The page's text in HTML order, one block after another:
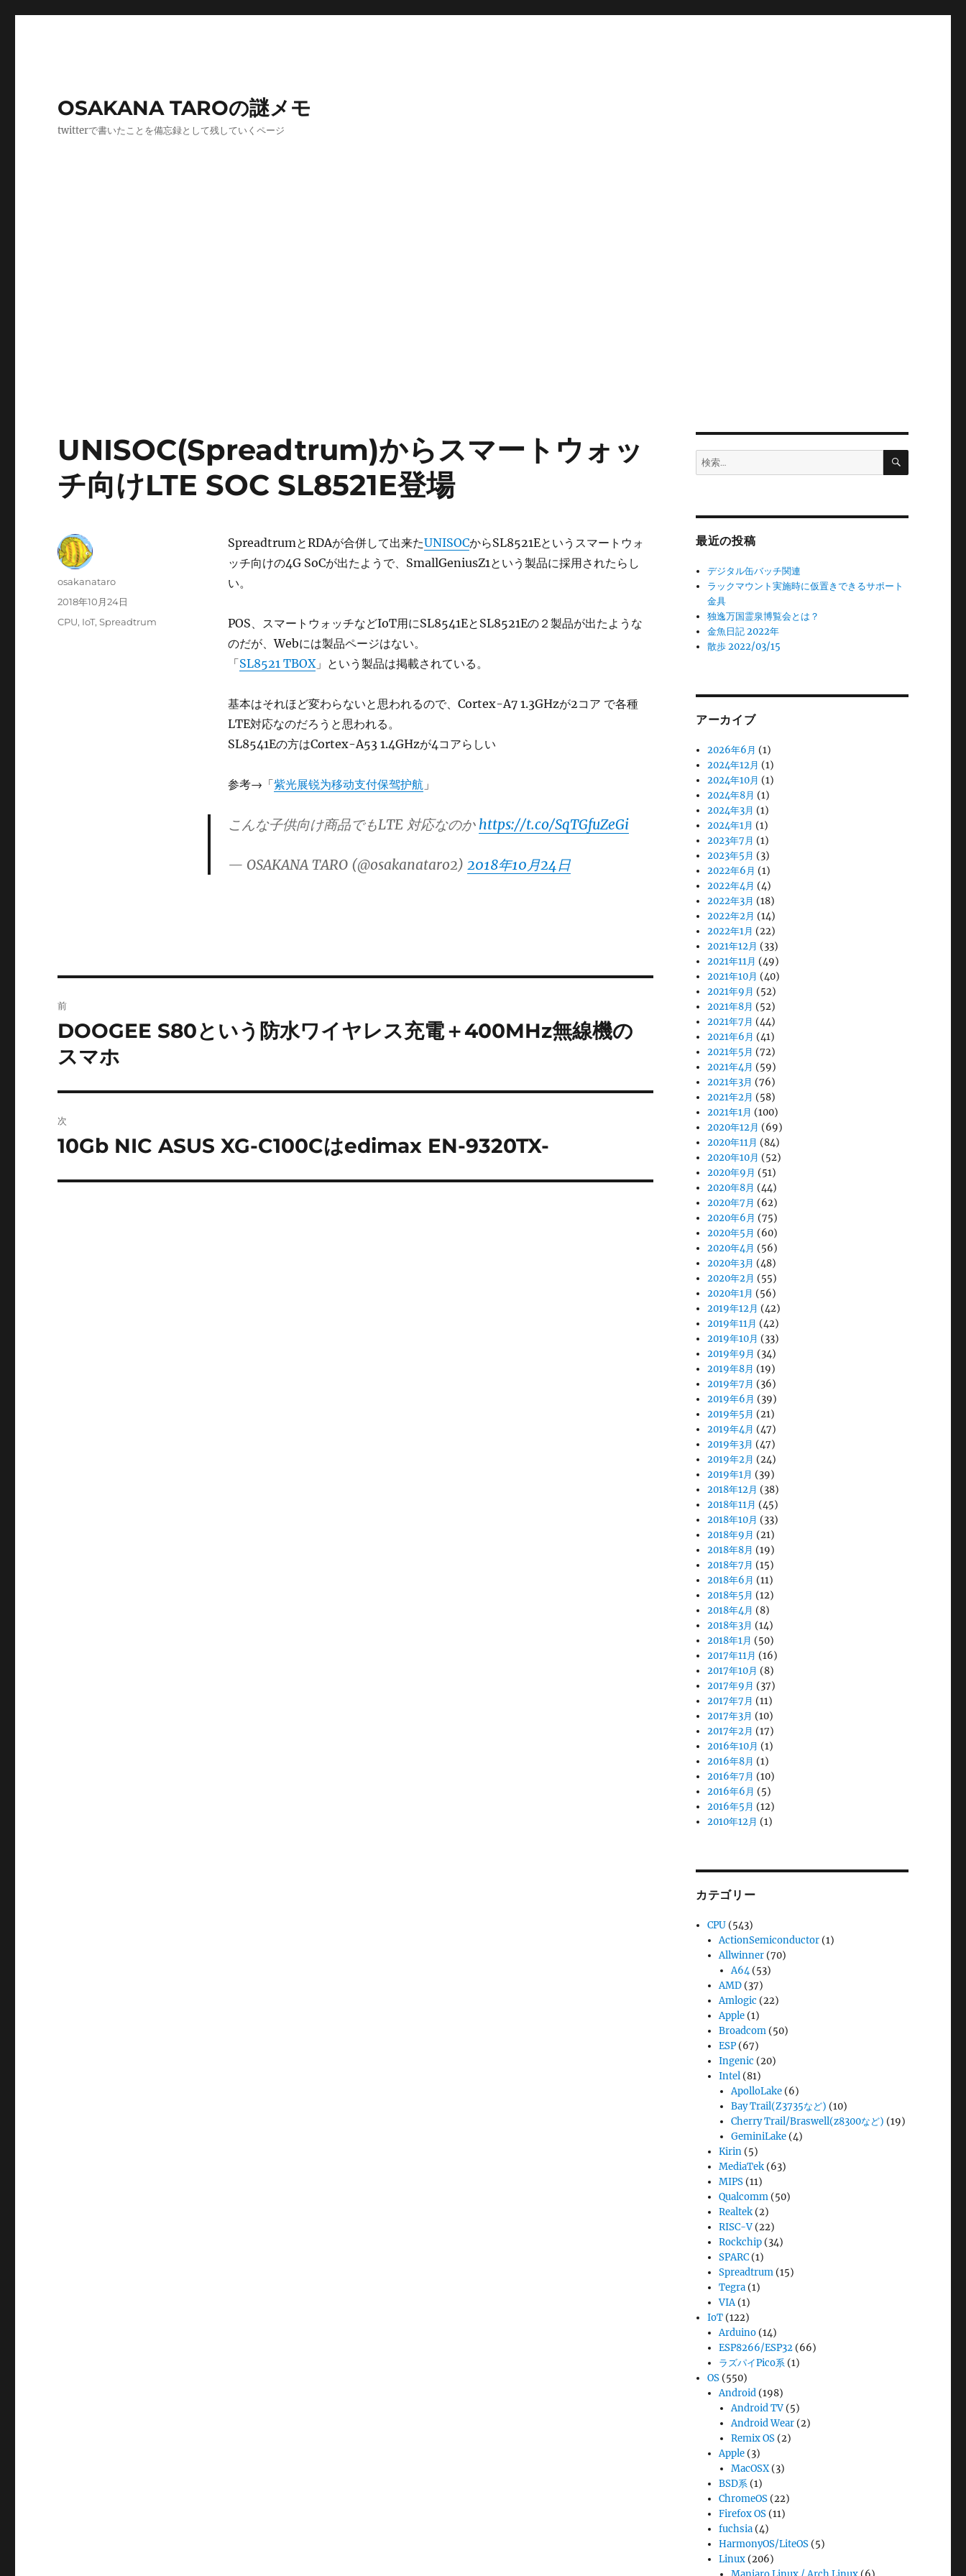
OSAKANA TAROの謎メモ
twitterで書いたことを備忘録として残していくページ
UNISOC(Spreadtrum)からスマートウォッ
チ向けLTE SOC SL8521E登場
SpreadtrumとRDAが合併して出来たUNISOCからSL8521Eというスマートウォ
ッチ向けの4G SoCが出たようで、SmallGeniusZ1という製品に採用されたらし
い。
POS、スマートウォッチなどIoT用にSL8541EとSL8521Eの２製品が出たような
のだが、Webには製品ページはない。
「SL8521 TBOX」という製品は掲載されている。
基本はそれほど変わらないと思われるので、Cortex-A7 1.3GHzが2コア で各種
LTE対応なのだろうと思われる。
SL8541Eの方はCortex-A53 1.4GHzが4コアらしい
参考→「紫光展锐为移动支付保驾护航」
こんな子供向け商品でもLTE 対応なのか https://t.co/SqTGfuZeGi
— OSAKANA TARO (@osakanataro2) 2018年10月24日
投
osakanataro
投
2018年10月24日
カ
CPU, IoT,Spreadtrum
稿
ナ
ゲ
ー
前
前
の
投
稿:
DOOGEE S80という防水ワイヤレス充電＋400MHz無線機の
スマホ
次
次
投
10Gb NIC ASUS XG-C100Cはedimax EN-9320TX-
検
索:
検
最近の投稿
デジタル缶バッチ関連
ラックマウント実施時に仮置きできるサポート
金具
独逸万国霊泉博覧会とは？
金魚日記 2022年
散歩 2022/03/15
アーカイブ
2026年6月 (1)
2024年12月 (1)
2024年10月 (1)
2024年8月 (1)
2024年3月 (1)
2024年1月 (1)
2023年7月 (1)
2023年5月 (3)
2022年6月 (1)
2022年4月 (4)
2022年3月 (18)
2022年2月 (14)
2022年1月 (22)
2021年12月 (33)
2021年11月 (49)
2021年10月 (40)
2021年9月 (52)
2021年8月 (52)
2021年7月 (44)
2021年6月 (41)
2021年5月 (72)
2021年4月 (59)
2021年3月 (76)
2021年2月 (58)
2021年1月 (100)
2020年12月 (69)
2020年11月 (84)
2020年10月 (52)
2020年9月 (51)
2020年8月 (44)
2020年7月 (62)
2020年6月 (75)
2020年5月 (60)
2020年4月 (56)
2020年3月 (48)
2020年2月 (55)
2020年1月 (56)
2019年12月 (42)
2019年11月 (42)
2019年10月 (33)
2019年9月 (34)
2019年8月 (19)
2019年7月 (36)
2019年6月 (39)
2019年5月 (21)
2019年4月 (47)
2019年3月 (47)
2019年2月 (24)
2019年1月 (39)
2018年12月 (38)
2018年11月 (45)
2018年10月 (33)
2018年9月 (21)
2018年8月 (19)
2018年7月 (15)
2018年6月 (11)
2018年5月 (12)
2018年4月 (8)
2018年3月 (14)
2018年1月 (50)
2017年11月 (16)
2017年10月 (8)
2017年9月 (37)
2017年7月 (11)
2017年3月 (10)
2017年2月 (17)
2016年10月 (1)
2016年8月 (1)
2016年7月 (10)
2016年6月 (5)
2016年5月 (12)
2010年12月 (1)
カテゴリー
CPU (543)
ActionSemiconductor (1)
Allwinner (70)
A64(53)
AMD (37)
Amlogic (22)
Apple (1)
Broadcom (50)
ESP (67)
Ingenic (20)
Intel (81)
ApolloLake(6)
Bay Trail(Z3735など) (10)
Cherry Trail/Braswell(z8300など) (19)
GeminiLake(4)
Kirin (5)
MediaTek (63)
MIPS (11)
Qualcomm (50)
Realtek (2)
RISC-V (22)
Rockchip (34)
SPARC (1)
Spreadtrum (15)
Tegra (1)
VIA(1)
IoT (122)
Arduino (14)
ESP8266/ESP32 (66)
ラズパイPico系 (1)
OS (550)
Android (198)
Android TV(5)
Android Wear(2)
Remix OS(2)
Apple (3)
MacOSX(3)
BSD系 (1)
ChromeOS (22)
Firefox OS (11)
fuchsia (4)
HarmonyOS/LiteOS (5)
Linux (206)